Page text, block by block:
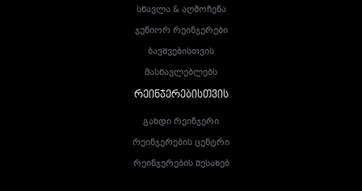
Სწავლა & Აღმოჩენა
Ჯუნიორ Რეინჯერები
Ბავშვებისთვის
Მასწავლებლებს
ᲠᲔᲘᲜᲯᲔᲠᲔᲑᲘᲡᲗᲕᲘᲡ
Გახდი Რეინჯერი
Რეინჯერების Ცენტრი
Რეინჯერების Შესახებ